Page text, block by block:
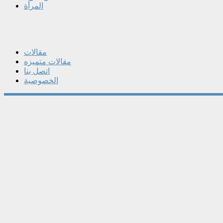
المرأة
مقالات
مقالات متميزه
اتصل بنا
الخصوصية